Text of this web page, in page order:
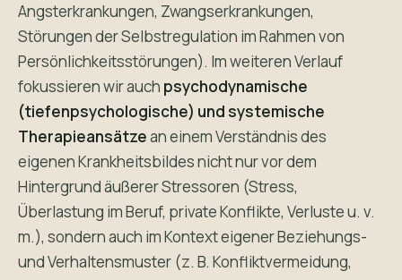
Angsterkrankungen, Zwangserkrankungen,
Störungen der Selbstregulation im Rahmen von
Persönlichkeitsstörungen). Im weiteren Verlauf
fokussieren wir auch psychodynamische
(tiefenpsychologische) und systemische
Therapieansätzean einem Verständnis des
eigenen Krankheitsbildes nicht nur vor dem
Hintergrund äußerer Stressoren (Stress,
Überlastung im Beruf, private Konflikte, Verluste u. v.
m.), sondern auch im Kontext eigener Beziehungs-
und Verhaltensmuster (z. B. Konfliktvermeidung,